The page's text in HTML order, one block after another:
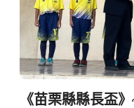
《苗栗縣縣長盃